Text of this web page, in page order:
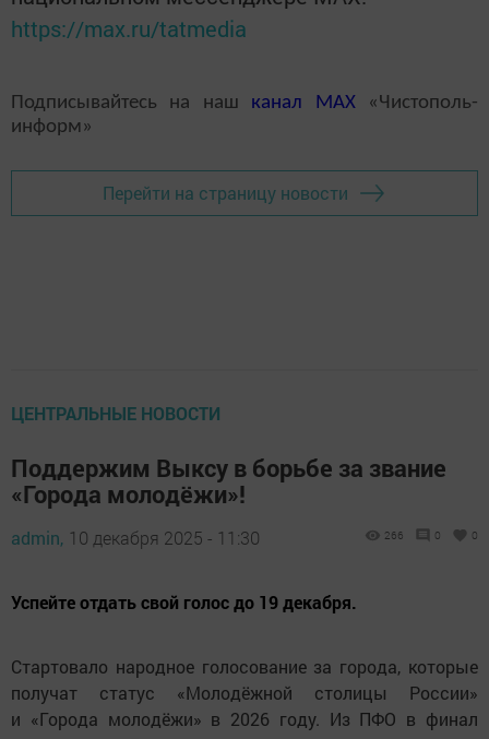
https://max.ru/tatmedia
Подписывайтесь на наш канал MAX«Чистополь-
информ»
Перейти на страницу новости
ЦЕНТРАЛЬНЫЕ НОВОСТИ
Поддержим Выксу в борьбе за звание
«Города молодёжи»!
admin, 10 декабря 2025 - 11:30 266 0 0
Успейте отдать свой голос до 19 декабря.
Стартовало народное голосование за города, которые
получат статус «Молодёжной столицы России»
и «Города молодёжи» в 2026 году. Из ПФО в финал